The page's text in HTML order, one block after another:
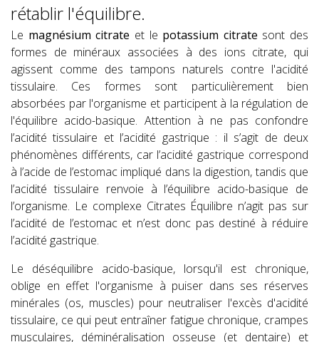
rétablir l'équilibre.
Le magnésium citrate et le potassium citrate sont des
formes de minéraux associées à des ions citrate, qui
agissent comme des tampons naturels contre l'acidité
tissulaire. Ces formes sont particulièrement bien
absorbées par l'organisme et participent à la régulation de
l'équilibre acido-basique. Attention à ne pas confondre
l’acidité tissulaire et l’acidité gastrique : il s’agit de deux
phénomènes différents, car l’acidité gastrique correspond
à l’acide de l’estomac impliqué dans la digestion, tandis que
l’acidité tissulaire renvoie à l’équilibre acido-basique de
l’organisme. Le complexe Citrates Équilibre n’agit pas sur
l’acidité de l’estomac et n’est donc pas destiné à réduire
l’acidité gastrique.
Le déséquilibre acido-basique, lorsqu'il est chronique,
oblige en effet l'organisme à puiser dans ses réserves
minérales (os, muscles) pour neutraliser l'excès d'acidité
tissulaire, ce qui peut entraîner fatigue chronique, crampes
musculaires, déminéralisation osseuse (et dentaire) et